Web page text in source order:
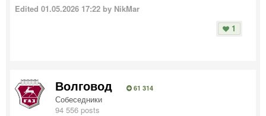
Edited 01.05.2026 17:22 by NikMar
1
Волговод 61 314
Собеседники
94 556 posts